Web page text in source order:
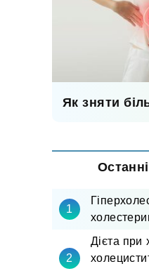
Як зняти
Останні
Дієта при